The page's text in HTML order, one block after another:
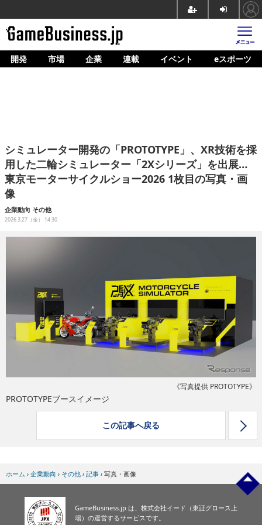
ホーム
企業動向
人材育成
産業政策
開発 市場 企業 連載 イベント eスポーツ
シミュレーター開発の「PROTOTYPE」、XR技術を採
用した二輪シミュレーター「2Xシリーズ」を出展…
東京モーターサイクルショー2026 1枚目の写真・画
像
企業動向 その他
2026.3.27（金） 14:30
《写真提供 PROTOTYPE》
PROTOTYPEブースイメージ
この記事へ戻る
ホーム › 企業動向 › その他 › 記事 › 写真・画像
GameBusiness.jp は、株式会社イード（東証グロース上
場）の運営するサービスです。